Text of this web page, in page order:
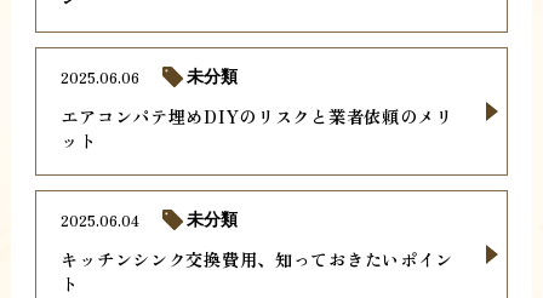
エアコンパテ埋めDIYのリスクと業者依頼のメリ
ット
2025.06.06 未分類
キッチンシンク交換費用、知っておきたいポイン
ト
2025.06.04 未分類